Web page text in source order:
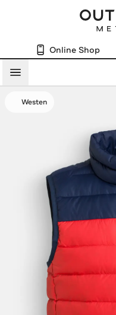
Online Shop
Menü
Westen